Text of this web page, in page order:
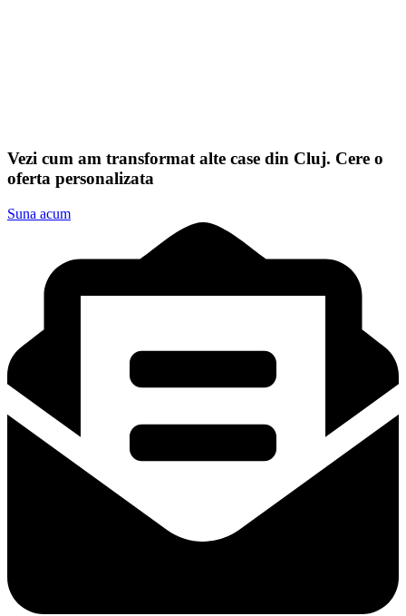
Vezi cum am transformat alte case din Cluj. Cere o
oferta personalizata
Suna acum